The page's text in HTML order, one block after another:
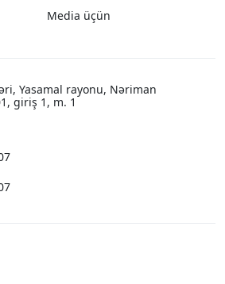
Media üçün
Yasamal rayonu, Nəriman
giriş 1, m. 1